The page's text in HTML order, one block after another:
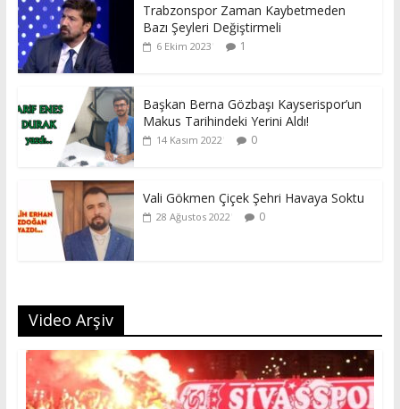
Trabzonspor Zaman Kaybetmeden
Bazı Şeyleri Değiştirmeli
6 Ekim 2023 1
Başkan Berna Gözbaşı Kayserispor’un
Makus Tarihindeki Yerini Aldı!
14 Kasım 2022 0
Vali Gökmen Çiçek Şehri Havaya Soktu
28 Ağustos 2022 0
Video Arşiv